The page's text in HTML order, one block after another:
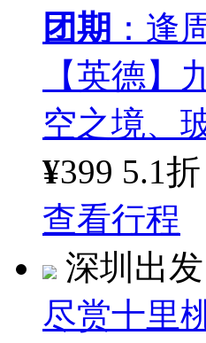
团期 ：逢
【英德
空之境、
¥399 5.1折
查看行程
深圳出发
尽赏十里